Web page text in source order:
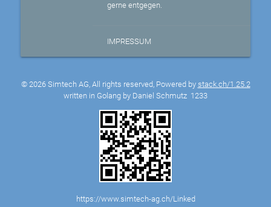
gerne entgegen.
IMPRESSUM
© 2026 Simtech AG, All rights reserved, Powered by stack.ch/1.25.2
written in Golang by Daniel Schmutz 1233
https://www.simtech-ag.ch/Linked